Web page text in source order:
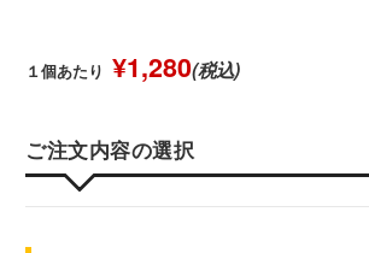
１個あたり ¥1,280(税込)
ご注文内容の選択